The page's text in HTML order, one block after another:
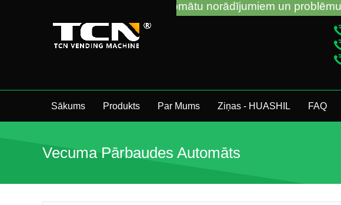
Sākums Produkts Par Mums Ziņas - HUASHIL FAQ
Vecuma Pārbaudes Automāts
tirdzniecības automātu norādījumiem un problēmu novēršanu